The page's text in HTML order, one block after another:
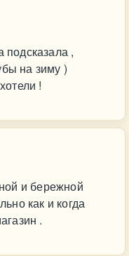
,
на зиму )
!
и бережной
как и когда
.